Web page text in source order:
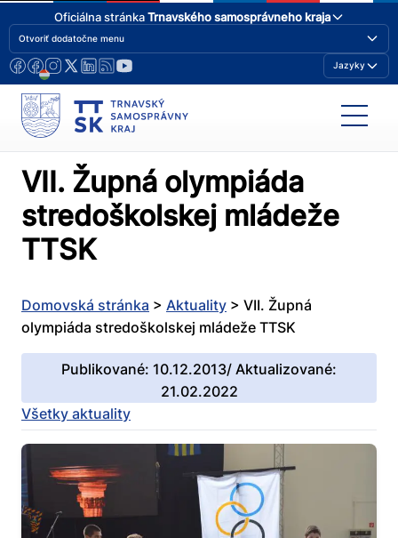
Oficiálna stránkaTrnavského samosprávneho kraja
Otvoriť dodatočne menu
Jazyky
VII. Župná olympiáda
stredoškolskej mládeže
TTSK
Domovská stránka > Aktuality > VII. Župná
olympiáda stredoškolskej mládeže TTSK
Publikované: 10.12.2013/ Aktualizované:
21.02.2022
Všetky aktuality